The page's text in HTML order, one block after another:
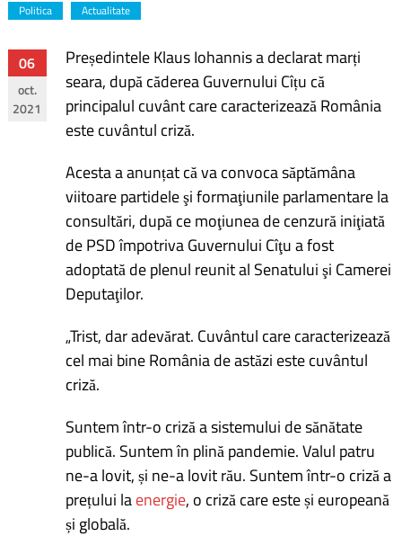
Politica Actualitate
06
oct.
2021
Președintele Klaus Iohannis a declarat marți
seara, după căderea Guvernului Cîțu că
principalul cuvânt care caracterizează România
este cuvântul criză.
Acesta a anunțat că va convoca săptămâna
viitoare partidele şi formaţiunile parlamentare la
consultări, după ce moţiunea de cenzură iniţiată
de PSD împotriva Guvernului Cîţu a fost
adoptată de plenul reunit al Senatului şi Camerei
Deputaţilor.
„Trist, dar adevărat. Cuvântul care caracterizează
cel mai bine România de astăzi este cuvântul
criză.
Suntem într-o criză a sistemului de sănătate
publică. Suntem în plină pandemie. Valul patru
ne-a lovit, și ne-a lovit rău. Suntem într-o criză a
prețului laenergie, o criză care este și europeană
și globală.
Navigare
în
articole